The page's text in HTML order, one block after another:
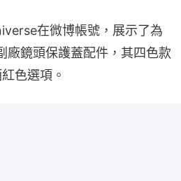
在微博帳號，展示了為
廠鏡頭保護蓋配件，其四色款
色選項。